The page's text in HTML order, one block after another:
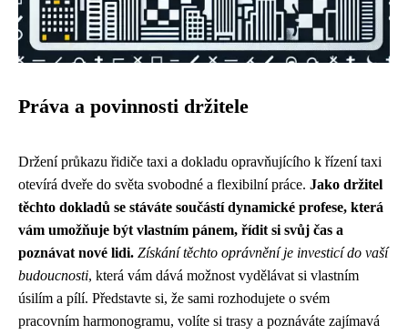
Práva a povinnosti držitele
Držení průkazu řidiče taxi a dokladu opravňujícího k řízení taxi
otevírá dveře do světa svobodné a flexibilní práce. Jako držitel
těchto dokladů se stáváte součástí dynamické profese, která
vám umožňuje být vlastním pánem, řídit si svůj čas a
poznávat nové lidi. Získání těchto oprávnění je investicí do vaší
budoucnosti, která vám dává možnost vydělávat si vlastním
úsilím a pílí. Představte si, že sami rozhodujete o svém
pracovním harmonogramu, volíte si trasy a poznáváte zajímavá